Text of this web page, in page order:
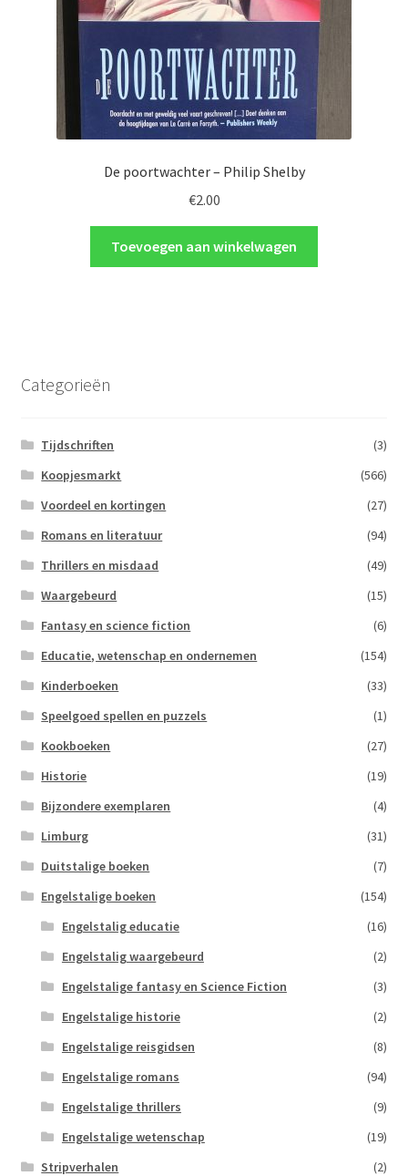
De poortwachter – Philip Shelby
€2.00
Toevoegen aan winkelwagen
Categorieën
Tijdschriften
(3)
Koopjesmarkt
(566)
Voordeel en kortingen
(27)
Romans en literatuur
(94)
Thrillers en misdaad
(49)
Waargebeurd
(15)
Fantasy en science fiction
(6)
Educatie, wetenschap en ondernemen
(154)
Kinderboeken
(33)
Speelgoed spellen en puzzels
(1)
Kookboeken
(27)
Historie
(19)
Bijzondere exemplaren
(4)
Limburg
(31)
Duitstalige boeken
(7)
Engelstalige boeken
(154)
Engelstalig educatie
(16)
Engelstalig waargebeurd
(2)
Engelstalige fantasy en Science Fiction
(3)
Engelstalige historie
(2)
Engelstalige reisgidsen
(8)
Engelstalige romans
(94)
Engelstalige thrillers
(9)
Engelstalige wetenschap
(19)
Stripverhalen
(2)